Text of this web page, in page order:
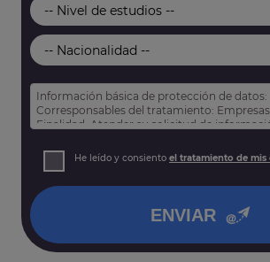
Información básica de protección de datos:
Corresponsables del tratamiento: Empresas
Finalidad: Atender su solicitud de
Derechos: Puede acceder, rectificar y
así como otros derechos tal y como se
He leído y consiento el tratamiento de mis
ENVIAR